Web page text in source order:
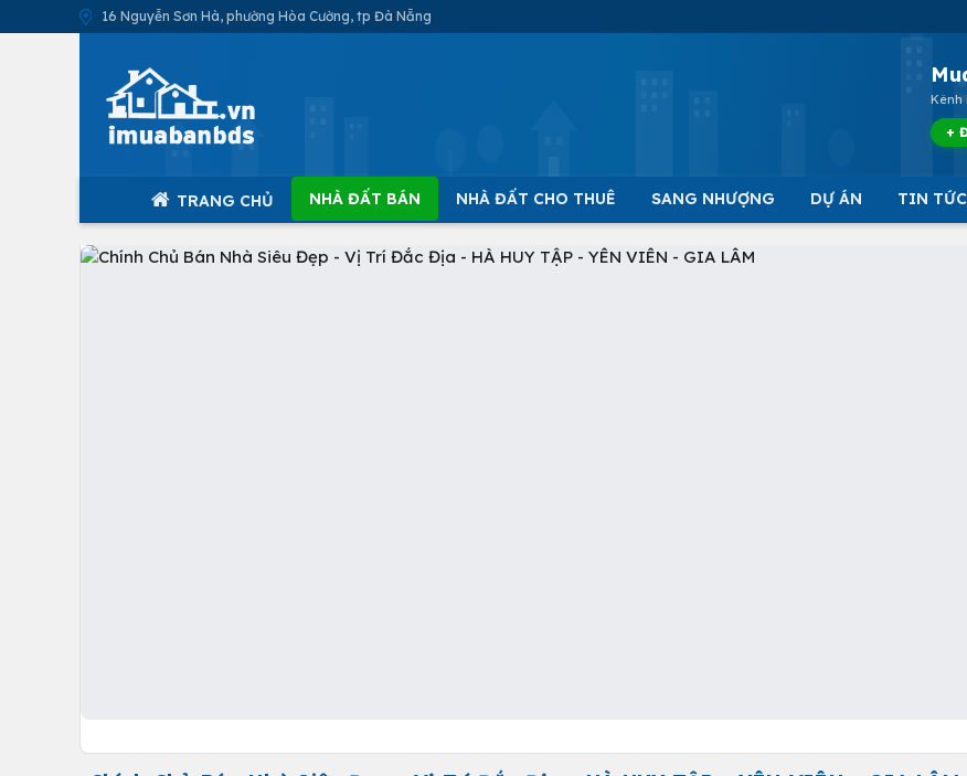
16 Nguyễn Sơn Hà, phường Hòa Cường, tp Đà Nẵng
Kênh
+
TRANG CHỦ NHÀ ĐẤT BÁN NHÀ ĐẤT CHO THUÊ SANG NHƯỢNG DỰ ÁN TIN TỨC